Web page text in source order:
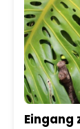
Eingang